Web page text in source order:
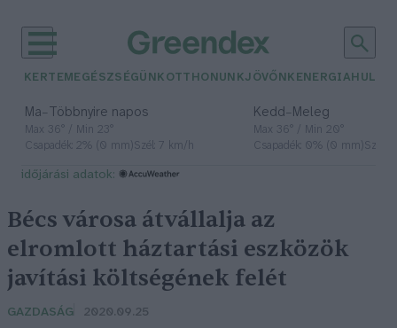
KERTEM EGÉSZSÉGÜNK OTTHONUNKJÖVŐNK ENERGIA
Ma– Többnyire napos
Max 36° / Min 23°
Csapadék: 2% (0 mm)Szél: 7 km/h
Kedd– Meleg
Max 36° / Min 20°
Csapadék: 0% (0 mm)Szél:
időjárási adatok:
Bécs városa átvállalja az
elromlott háztartási eszközök
javítási költségének felét
GAZDASÁG 2020.09.25